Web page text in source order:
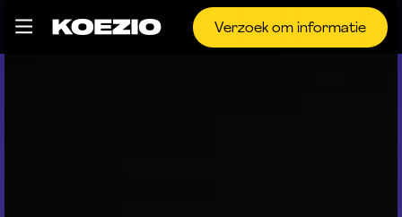
Verzoek om informatie